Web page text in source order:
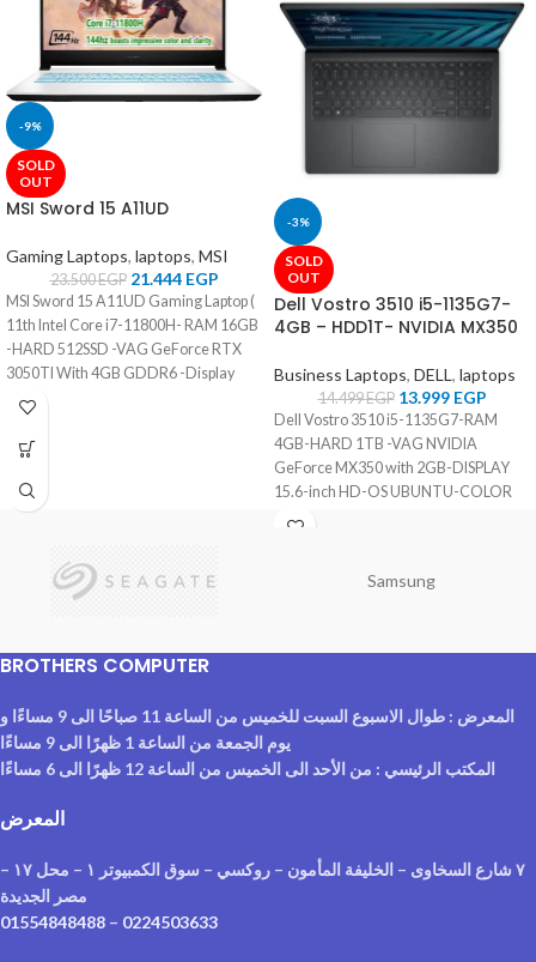
-9%
SOLD
OUT
MSI Sword 15 A11UD
Gaming Laptops, laptops, MSI
23.500EGP 21.444 EGP
MSI Sword 15 A11UD Gaming Laptop (
11th Intel Core i7-11800H- RAM 16GB
-HARD 512SSD -VAG GeForce RTX
3050TI With 4GB GDDR6 -Display
15.6 FHD 144HZ- Color White - OS
-3%
SOLD
OUT
Dell Vostro 3510 i5-1135G7-
4GB – HDD1T- NVIDIA MX350
Business Laptops, DELL, laptops
14.499EGP 13.999 EGP
Dell Vostro 3510 i5-1135G7-RAM
4GB-HARD 1TB -VAG NVIDIA
GeForce MX350 with 2GB-DISPLAY
15.6-inch HD-OS UBUNTU-COLOR
Carbon Black
Samsung
BROTHERS COMPUTER
المعرض : طوال الاسبوع السبت للخميس من الساعة 11 صباحًا الى 9 مساءًا و
يوم الجمعة من الساعة 1 ظهرًا الى 9 مساءًا
المكتب الرئيسي : من الأحد الى الخميس من الساعة 12 ظهرًا الى 6 مساءًا
المعرض
٧ شارع السخاوى – الخليفة المأمون – روكسي – سوق الكمبيوتر ١ – محل ١٧ –
مصر الجديدة
01554848488 – 0224503633